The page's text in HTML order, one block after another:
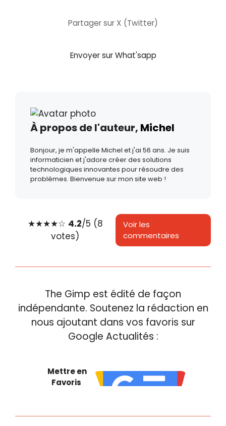
Partager sur X (Twitter)
Envoyer sur What'sapp
À propos de l'auteur, Michel
Bonjour, je m'appelle Michel et j'ai 56 ans. Je suis
informaticien et j'adore créer des solutions
technologiques innovantes pour résoudre des
problèmes. Bienvenue sur mon site web !
★★★★☆ 4.2/5 (8
votes)
Voir les
commentaires
The Gimp est édité de façon
indépendante. Soutenez la rédaction en
nous ajoutant dans vos favoris sur
Google Actualités :
Mettre en
Favoris